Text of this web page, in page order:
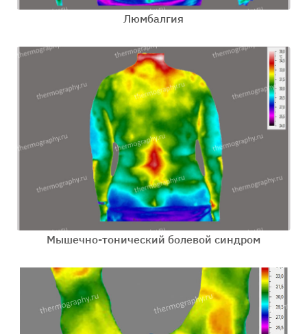
Люмбалгия
Мышечно-тонический болевой синдром